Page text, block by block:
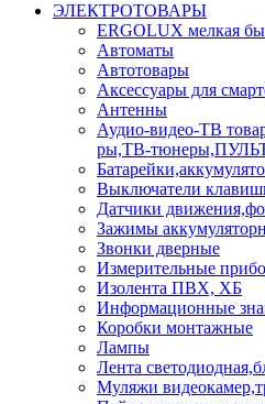
ЭЛЕКТРОТОВАРЫ
ERGOLUX мелкая
Автоматы
Автотовары
Аксессуары для
Антенны
Аудио-видео-ТВ
ры,ТВ-
Выключатели
Датчики
Зажимы
Звонки дверные
Измерительные
Изолента ПВХ, ХБ
Информационные
Коробки монтажные
Лампы
Лента
Муляжи